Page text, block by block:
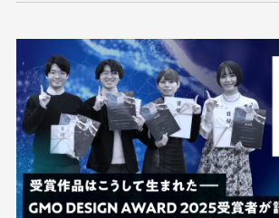
GMOコネクト GMOサイバーセキュリ
GMOデジキッズ GMOブランドセキュ
GMOペイメントゲートウェイ GMOペ
GMOメイクショップ GMOメディア
GMO大会議 GMO天秤AI Go